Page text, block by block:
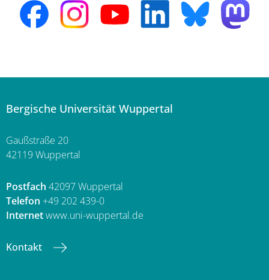
Bergische Universität Wuppertal
Gaußstraße 20
42119 Wuppertal
Postfach 42097 Wuppertal
Telefon +49 202 439-0
Internetwww.uni-wuppertal.de
Kontakt